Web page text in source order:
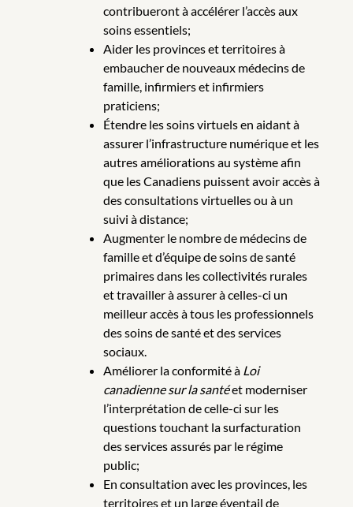
contribueront à accélérer l’accès aux
soins essentiels;
Aider les provinces et territoires à
embaucher de nouveaux médecins de
famille, infirmiers et infirmiers
praticiens;
Étendre les soins virtuels en aidant à
assurer l’infrastructure numérique et les
autres améliorations au système afin
que les Canadiens puissent avoir accès à
des consultations virtuelles ou à un
suivi à distance;
Augmenter le nombre de médecins de
famille et d’équipe de soins de santé
primaires dans les collectivités rurales
et travailler à assurer à celles-ci un
meilleur accès à tous les professionnels
des soins de santé et des services
sociaux.
Améliorer la conformité à Loi
canadienne sur la santéet moderniser
l’interprétation de celle-ci sur les
questions touchant la surfacturation
des services assurés par le régime
public;
En consultation avec les provinces, les
territoires et un large éventail de